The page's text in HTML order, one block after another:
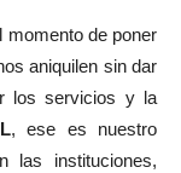
momento de poner
aniquilen sin dar
los servicios y la
, ese es nuestro
las instituciones,